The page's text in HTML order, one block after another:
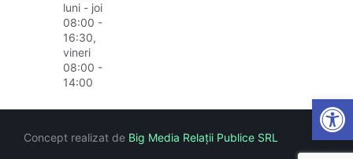
luni - joi
08:00 -
16:30,
vineri
08:00 -
14:00
Concept realizat de Big Media Relații Publice SRL